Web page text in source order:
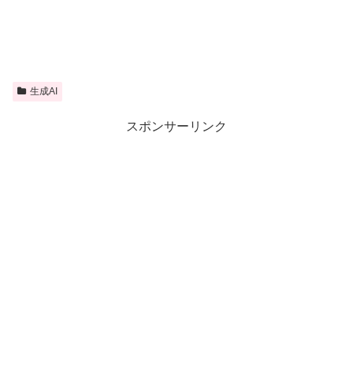
生成AI
スポンサーリンク